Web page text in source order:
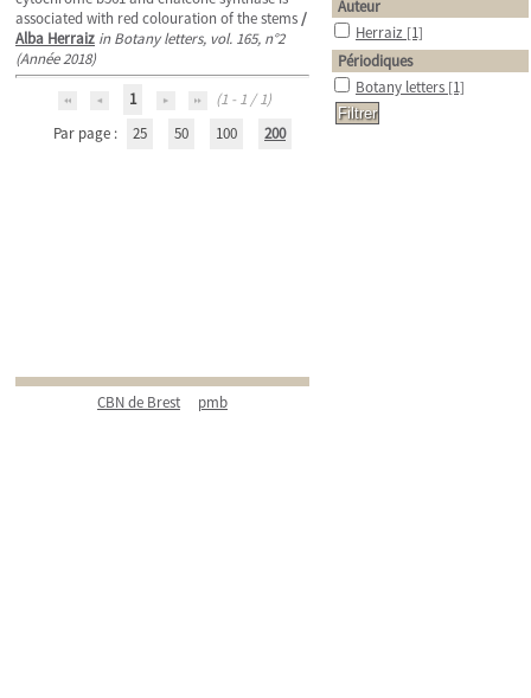
associated with red colouration of the stems/
Alba Herraiz in Botany letters, vol. 165, n°2
(Année 2018)
1
(1 - 1 / 1)
Par page :
25 50 100 200
CBN de Brest pmb
Auteur
Herraiz [1]
Périodiques
Botany letters [1]